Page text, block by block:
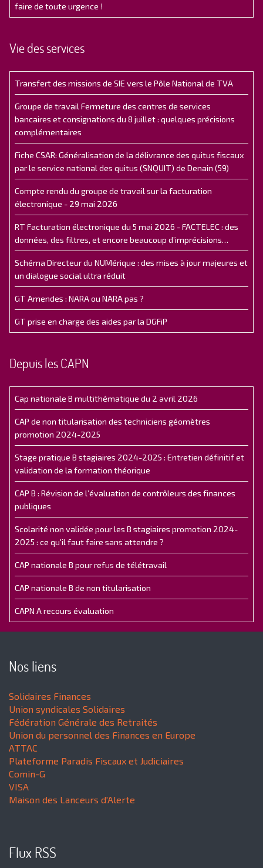
faire de toute urgence !
Vie des services
Transfert des missions de SIE vers le Pôle National de TVA
Groupe de travail Fermeture des centres de services
bancaires et consignations du 8 juillet : quelques précisions
complémentaires
Fiche CSAR: Généralisation de la délivrance des quitus fiscaux
par le service national des quitus (SNQUIT) de Denain (59)
Compte rendu du groupe de travail sur la facturation
électronique - 29 mai 2026
RT Facturation électronique du 5 mai 2026 - FACTELEC : des
données, des filtres, et encore beaucoup d’imprécisions…
Schéma Directeur du NUMérique : des mises à jour majeures et
un dialogue social ultra réduit
GT Amendes : NARA ou NARA pas ?
GT prise en charge des aides par la DGFiP
Depuis les CAPN
Cap nationale B multithématique du 2 avril 2026
CAP de non titularisation des techniciens géomètres
promotion 2024-2025
Stage pratique B stagiaires 2024-2025 : Entretien définitif et
validation de la formation théorique
CAP B : Révision de l’évaluation de contrôleurs des finances
publiques
Scolarité non validée pour les B stagiaires promotion 2024-
2025 : ce qu'il faut faire sans attendre ?
CAP nationale B pour refus de télétravail
CAP nationale B de non titularisation
CAPN A recours évaluation
Nos liens
Solidaires Finances
Union syndicales Solidaires
Fédération Générale des Retraités
Union du personnel des Finances en Europe
ATTAC
Plateforme Paradis Fiscaux et Judiciaires
Comin-G
VISA
Maison des Lanceurs d'Alerte
Flux RSS